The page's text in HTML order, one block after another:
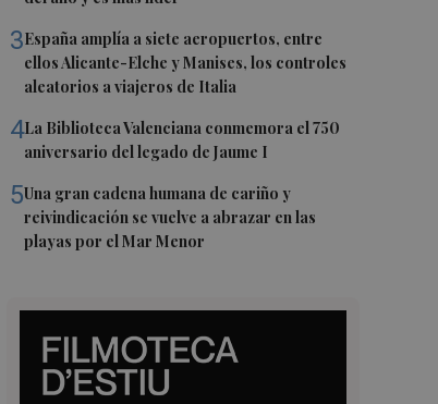
3España amplía a siete aeropuertos, entre
ellos Alicante-Elche y Manises, los controles
aleatorios a viajeros de Italia
4La Biblioteca Valenciana conmemora el 750
aniversario del legado de Jaume I
5Una gran cadena humana de cariño y
reivindicación se vuelve a abrazar en las
playas por el Mar Menor